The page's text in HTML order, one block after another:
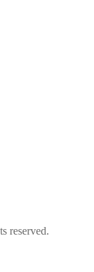
reserved.